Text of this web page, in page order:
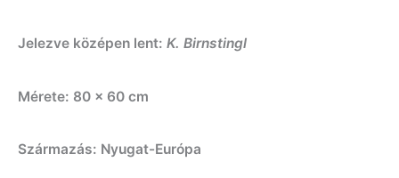
Jelezve középen lent: K. Birnstingl
Mérete: 80 x 60 cm
Származás: Nyugat-Európa